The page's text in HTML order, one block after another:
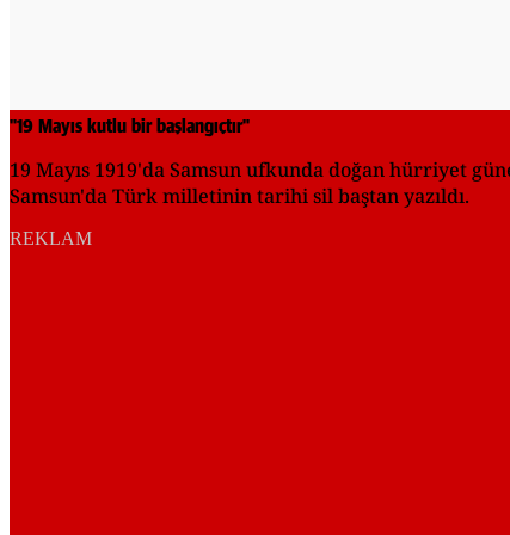
"19 Mayıs kutlu bir başlangıçtır"
19 Mayıs 1919'da Samsun ufkunda doğan hürriyet
Samsun'da Türk milletinin tarihi sil baştan yazıldı.
REKLAM